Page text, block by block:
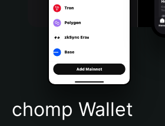
Português (Brasil)
Español (Argentina)
chomp Wallet